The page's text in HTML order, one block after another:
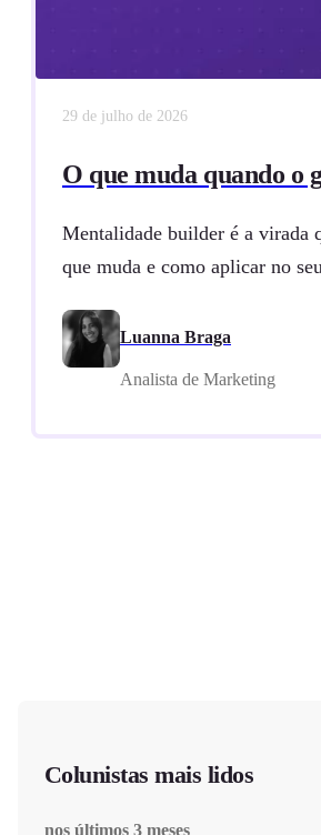
29 de julho de 2026
O que muda quando o
Mentalidade builder é a virada
que muda e como aplicar no
Luanna Braga
Analista de Marketing
Colunistas mais lidos
nos últimos 3 meses